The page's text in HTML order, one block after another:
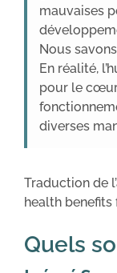
mauvaises
Nous
En réalité,
pour le
diverses
Traduction de
health
Quels